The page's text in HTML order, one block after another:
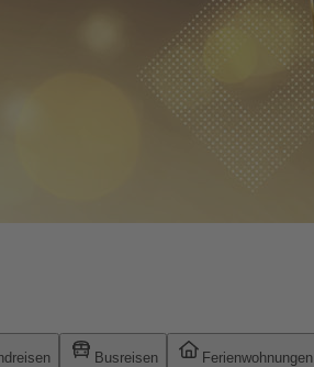
Busreisen Ferienwohnungen